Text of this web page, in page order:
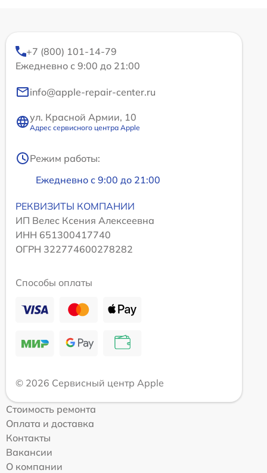
+7 (800) 101-14-79
Ежедневно с 9:00 до 21:00
info@apple-repair-center.ru
ул. Красной Армии, 10
Адрес сервисного центра Apple
Режим работы:
Ежедневно с 9:00 до 21:00
РЕКВИЗИТЫ КОМПАНИИ
ИП Велес Ксения Алексеевна
ИНН 651300417740
ОГРН 322774600278282
Способы оплаты
© 2026 Сервисный центр Apple
Стоимость ремонта
Оплата и доставка
Контакты
Вакансии
О компании